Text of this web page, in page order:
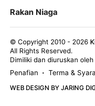
Rakan Niaga
© Copyright 2010 - 2026
All Rights Reserved.
Dimiliki dan diuruskan
Penafian
• Terma &
WEB DESIGN BY JARING